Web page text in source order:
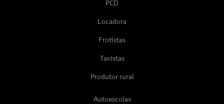
PCD
Locadora
Frotistas
Taxistas
Produtor rural
Autoescolas